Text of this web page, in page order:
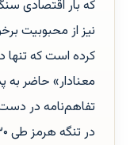
که بار اقتصادی
نیز از محبوبیت
کرده است که
معنادار» حاضر
تفاهم‌نامه در